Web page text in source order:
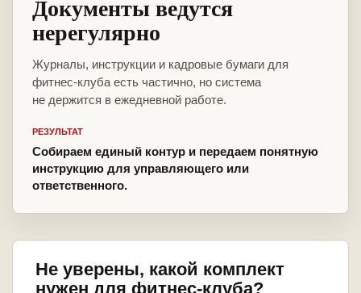
Документы ведутся
нерегулярно
Журналы, инструкции и кадровые бумаги для
фитнес-клуба есть частично, но система
не держится в ежедневной работе.
РЕЗУЛЬТАТ
Собираем единый контур и передаем понятную
инструкцию для управляющего или
ответственного.
Не уверены, какой комплект
нужен для фитнес-клуба?